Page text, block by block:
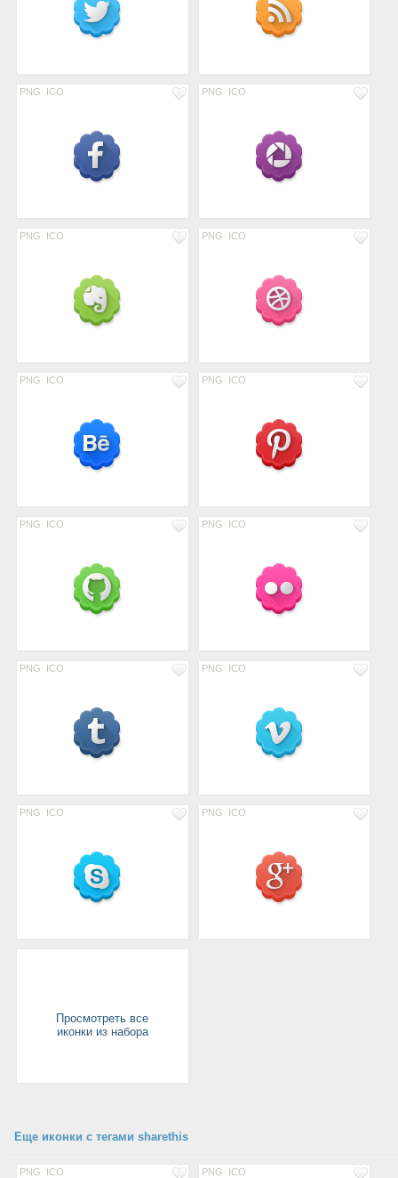
PNG ICO PNG ICO
PNG ICO PNG ICO
PNG ICO PNG ICO
PNG ICO PNG ICO
PNG ICO PNG ICO
PNG ICO PNG ICO
Просмотреть все
иконки из набора
Еще иконки с тегами sharethis
PNG ICO PNG ICO